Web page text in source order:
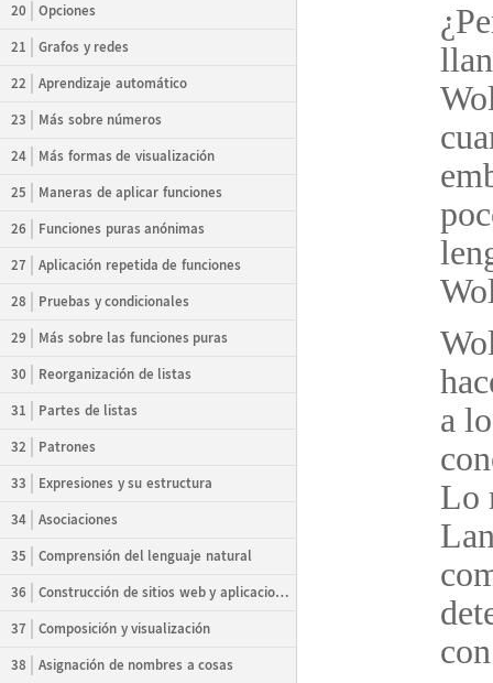
20
Opciones
21
Grafos y redes
22
Aprendizaje automático
23
Más sobre números
24
Más formas de visualización
25
Maneras de aplicar funciones
26
Funciones puras anónimas
27
Aplicación repetida de funciones
28
Pruebas y condicionales
29
Más sobre las funciones puras
30
Reorganización de listas
31
Partes de listas
32
Patrones
33
Expresiones y su estructura
34
Asociaciones
35
Comprensión del lenguaje natural
36
Construcción de sitios web y aplicaciones
37
Composición y visualización
38
Asignación de nombres a cosas
¿
a
Lo